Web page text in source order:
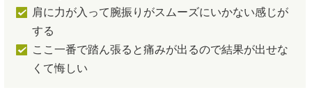
肩に力が入って腕振りがスムーズにいかない感じが
する
ここ一番で踏ん張ると痛みが出るので結果が出せな
くて悔しい